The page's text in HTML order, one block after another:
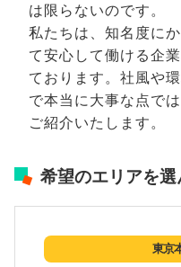
は限らないのです。
私たちは、知名度に
て安心して働ける企
ております。社風や
で本当に大事な点で
ご紹介いたします。
希望のエリアを選
東京